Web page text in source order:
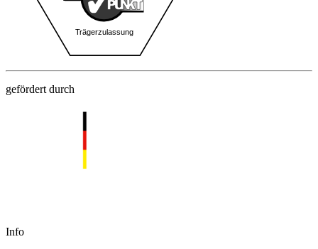
gefördert durch
Info